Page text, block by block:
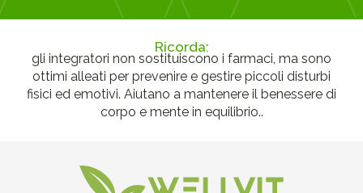
Ricorda:
gli integratori non sostituiscono i farmaci, ma sono
ottimi alleati per prevenire e gestire piccoli disturbi
fisici ed emotivi. Aiutano a mantenere il benessere di
corpo e mente in equilibrio..